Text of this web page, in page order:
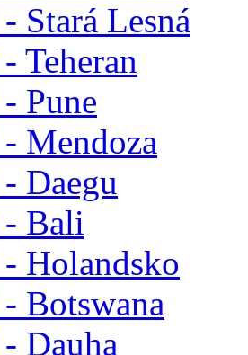
Stará Lesná
Teheran
Pune
Mendoza
Daegu
Bali
Holandsko
Botswana
Dauha